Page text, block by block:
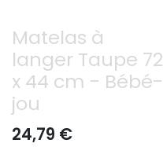
Matelas à
langer Taupe 72
x 44 cm - Bébé-
jou
24,79 €